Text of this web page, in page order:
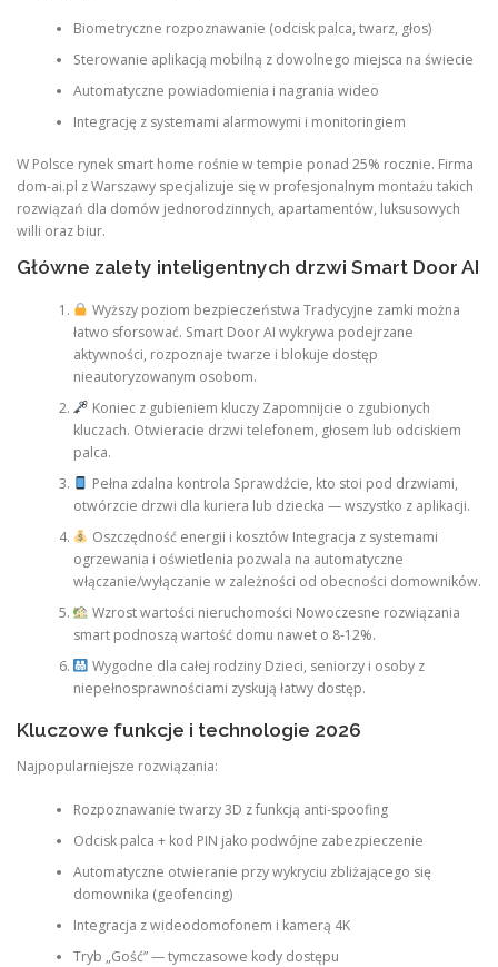
Biometryczne rozpoznawanie (odcisk palca, twarz, głos)
Sterowanie aplikacją mobilną z dowolnego miejsca na świecie
Automatyczne powiadomienia i nagrania wideo
Integrację z systemami alarmowymi i monitoringiem
W Polsce rynek smart home rośnie w tempie ponad 25% rocznie. Firma
dom-ai.pl z Warszawy specjalizuje się w profesjonalnym montażu takich
rozwiązań dla domów jednorodzinnych, apartamentów, luksusowych
willi oraz biur.
Główne zalety inteligentnych drzwi Smart Door AI
Wyższy poziom bezpieczeństwa Tradycyjne zamki można
łatwo sforsować. Smart Door AI wykrywa podejrzane
aktywności, rozpoznaje twarze i blokuje dostęp
nieautoryzowanym osobom.
Koniec z gubieniem kluczy Zapomnijcie o zgubionych
kluczach. Otwieracie drzwi telefonem, głosem lub odciskiem
palca.
Pełna zdalna kontrola Sprawdźcie, kto stoi pod drzwiami,
otwórzcie drzwi dla kuriera lub dziecka — wszystko z aplikacji.
Oszczędność energii i kosztów Integracja z systemami
ogrzewania i oświetlenia pozwala na automatyczne
włączanie/wyłączanie w zależności od obecności domowników.
Wzrost wartości nieruchomości Nowoczesne rozwiązania
smart podnoszą wartość domu nawet o 8-12%.
Wygodne dla całej rodziny Dzieci, seniorzy i osoby z
niepełnosprawnościami zyskują łatwy dostęp.
Kluczowe funkcje i technologie 2026
Najpopularniejsze rozwiązania:
Rozpoznawanie twarzy 3D z funkcją anti-spoofing
Odcisk palca + kod PIN jako podwójne zabezpieczenie
Automatyczne otwieranie przy wykryciu zbliżającego się
domownika (geofencing)
Integracja z wideodomofonem i kamerą 4K
Tryb „Gość” — tymczasowe kody dostępu